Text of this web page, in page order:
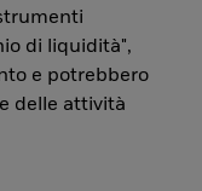
di liquidità",
e potrebbero
delle attività